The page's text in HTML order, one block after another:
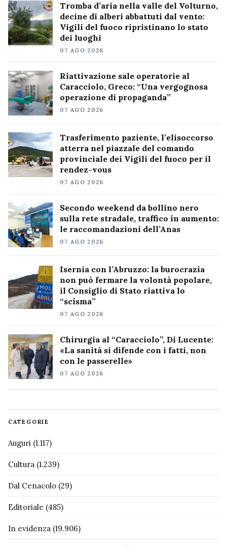
Tromba d’aria nella valle del Volturno,
decine di alberi abbattuti dal vento:
Vigili del fuoco ripristinano lo stato
dei luoghi
07 AGO 2026
Riattivazione sale operatorie al
Caracciolo, Greco: “Una vergognosa
operazione di propaganda”
07 AGO 2026
Trasferimento paziente, l’elisoccorso
atterra nel piazzale del comando
provinciale dei Vigili del fuoco per il
rendez-vous
07 AGO 2026
Secondo weekend da bollino nero
sulla rete stradale, traffico in aumento:
le raccomandazioni dell’Anas
07 AGO 2026
Isernia con l’Abruzzo: la burocrazia
non può fermare la volontà popolare,
il Consiglio di Stato riattiva lo
“scisma”
07 AGO 2026
Chirurgia al “Caracciolo”, Di Lucente:
«La sanità si difende con i fatti, non
con le passerelle»
07 AGO 2026
CATEGORIE
Auguri (1.117)
Cultura (1.239)
Dal Cenacolo (29)
Editoriale (485)
In evidenza (19.906)